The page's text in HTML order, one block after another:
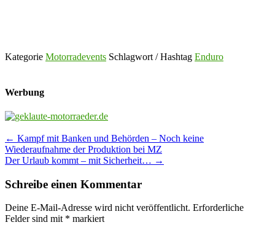
Kategorie Motorradevents Schlagwort / Hashtag Enduro
Werbung
Post
navigation
← Kampf mit Banken und Behörden – Noch keine
Wiederaufnahme der Produktion bei MZ
Der Urlaub kommt – mit Sicherheit… →
Schreibe einen Kommentar
Deine E-Mail-Adresse wird nicht veröffentlicht. Erforderliche
Felder sind mit * markiert